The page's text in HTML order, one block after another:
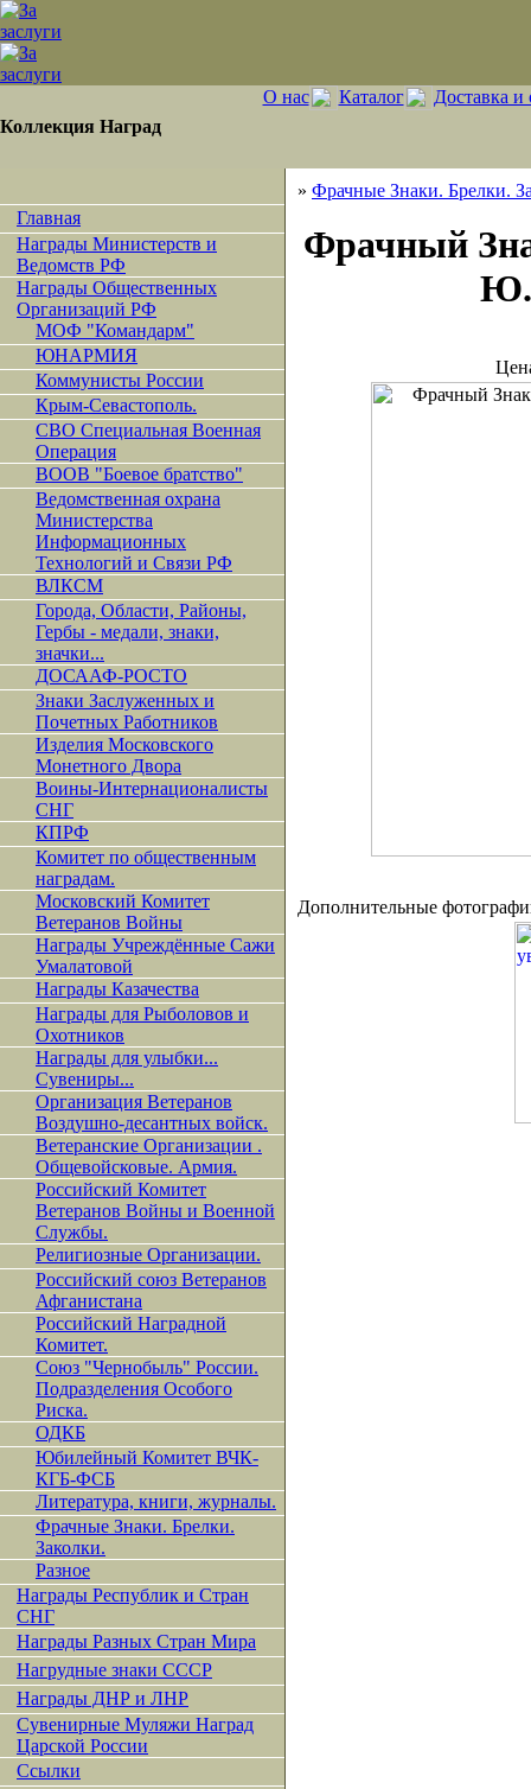
Коллекция Наград
О нас Каталог Доставка и
Главная
Награды Министерств и
Ведомств РФ
Награды Общественных
Организаций РФ
МОФ "Командарм"
ЮНАРМИЯ
Коммунисты России
Крым-Севастополь.
СВО Специальная Военная
Операция
ВООВ "Боевое братство"
Ведомственная охрана
Министерства
Информационных
Технологий и Связи РФ
ВЛКСМ
Города, Области, Районы,
Гербы - медали, знаки,
значки...
ДОСААФ-РОСТО
Знаки Заслуженных и
Почетных Работников
Изделия Московского
Монетного Двора
Воины-Интернационалисты
СНГ
КПРФ
Комитет по общественным
наградам.
Московский Комитет
Ветеранов Войны
Награды Учреждённые Сажи
Умалатовой
Награды Казачества
Награды для Рыболовов и
Охотников
Награды для улыбки...
Сувениры...
Организация Ветеранов
Воздушно-десантных войск.
Ветеранские Организации .
Общевойсковые. Армия.
Российский Комитет
Ветеранов Войны и Военной
Службы.
Религиозные Организации.
Российский союз Ветеранов
Афганистана
Российский Наградной
Комитет.
Союз "Чернобыль" России.
Подразделения Особого
Риска.
ОДКБ
Юбилейный Комитет ВЧК-
КГБ-ФСБ
Литература, книги, журналы.
Фрачные Знаки. Брелки.
Заколки.
Разное
Награды Республик и Стран
СНГ
Награды Разных Стран Мира
Нагрудные знаки СССР
Награды ДНР и ЛНР
Сувенирные Муляжи Наград
Царской России
Ссылки
» Фрачные Знаки. Брелки.
Фрачный
Дополнительные